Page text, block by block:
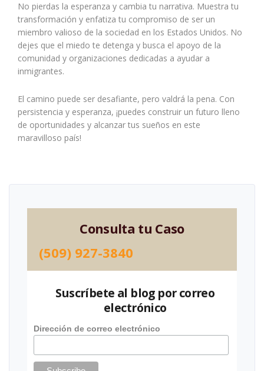
No pierdas la esperanza y cambia tu narrativa. Muestra tu
transformación y enfatiza tu compromiso de ser un
miembro valioso de la sociedad en los Estados Unidos. No
dejes que el miedo te detenga y busca el apoyo de la
comunidad y organizaciones dedicadas a ayudar a
inmigrantes.
El camino puede ser desafiante, pero valdrá la pena. Con
persistencia y esperanza, ¡puedes construir un futuro lleno
de oportunidades y alcanzar tus sueños en este
maravilloso país!
Consulta tu Caso
(509) 927-3840
Suscríbete al blog por correo
electrónico
Dirección de correo electrónico